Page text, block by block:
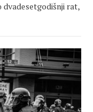
dvadesetgodišnji rat,